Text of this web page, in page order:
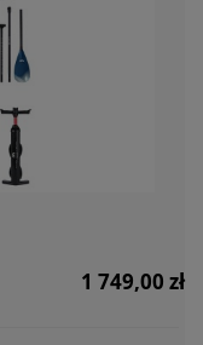
1 749,00 zł